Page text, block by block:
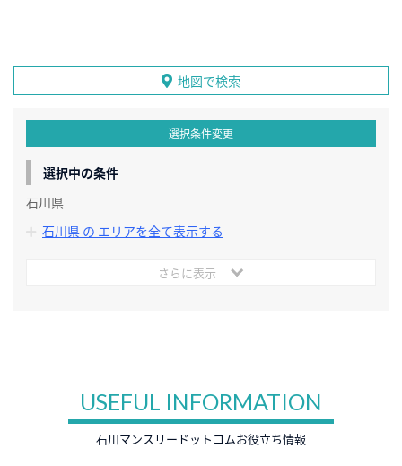
地図で検索
選択条件変更
選択中の条件
石川県
石川県 の エリアを全て表示する
さらに表示
USEFUL INFORMATION
石川マンスリードットコムお役立ち情報